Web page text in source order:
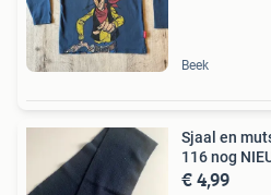
Beek
Sjaal en
116 nog
€ 4,99